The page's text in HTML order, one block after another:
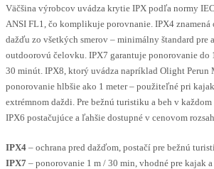
Väčšina výrobcov uvádza krytie IPX podľa normy
ANSI FL1, čo komplikuje porovnanie. IPX4
dažďu zo všetkých smerov – minimálny štandard pre
outdoorovú čelovku. IPX7 garantuje ponorovanie do
30 minút. IPX8, ktorý uvádza napríklad Olight Perun
ponorovanie hlbšie ako 1 meter – použiteľné pri
extrémnom daždi. Pre bežnú turistiku a beh v
IPX6 postačujúce a ľahšie dostupné v cenovom
IPX4 – ochrana pred dažďom, postačí pre bežnú
IPX7 – ponorovanie 1 m / 30 min, vhodné pre kajak